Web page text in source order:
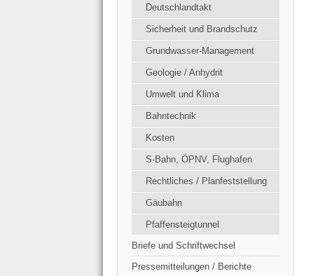
Deutschlandtakt
Sicherheit und Brandschutz
Grundwasser-Management
Geologie / Anhydrit
Umwelt und Klima
Bahntechnik
Kosten
S-Bahn, ÖPNV, Flughafen
Rechtliches / Planfeststellung
Gäubahn
Pfaffensteigtunnel
Briefe und Schriftwechsel
Pressemitteilungen / Berichte